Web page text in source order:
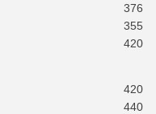
376
355
420
420
440